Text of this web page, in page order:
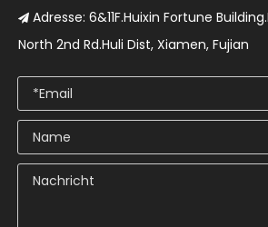
 Adresse: 6&11F.Huixin Fortune
North 2nd Rd.Huli Dist, Xiamen, Fujian